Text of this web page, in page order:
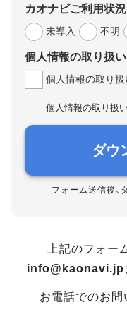
カオナビご利用状況
未導入
不明
個人情報の取り扱い
個人情報の取り扱
個人情報の取り扱
ダウ
フォーム送信後、
上記のフォー
info@kaonavi.jp
お電話でのお問